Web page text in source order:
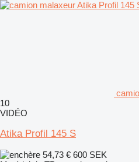
10
VIDÉO
Atika Profil 145 S
54,73 € 600 SEK